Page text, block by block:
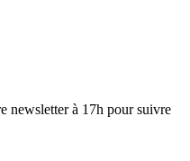
newsletter à 17h pour suivre